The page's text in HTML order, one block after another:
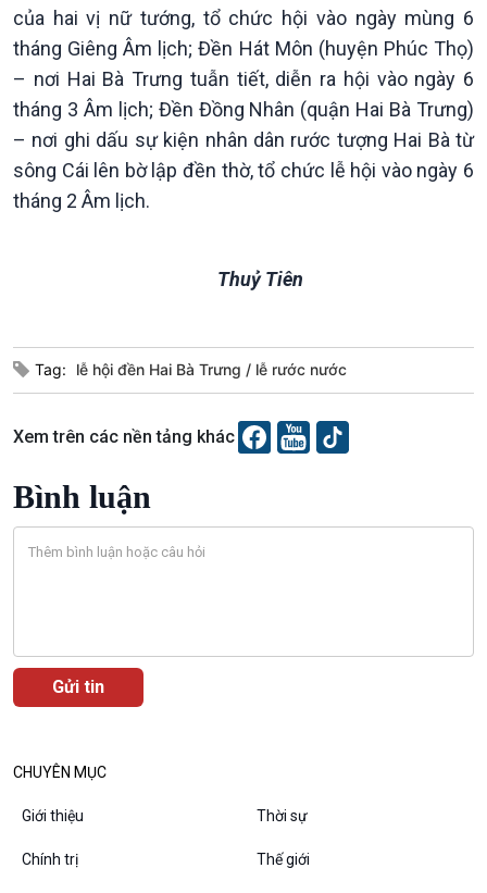
Dòng chảy sự kiện
Đối thoại
Diễn đàn chủ nhật
Chuyện đêm
VOV1 đặc biệt
Chân dung cuộc sống
của hai vị nữ tướng, tổ chức hội vào ngày mùng 6
tháng Giêng Âm lịch; Đền Hát Môn (huyện Phúc Thọ)
– nơi Hai Bà Trưng tuẫn tiết, diễn ra hội vào ngày 6
tháng 3 Âm lịch; Đền Đồng Nhân (quận Hai Bà Trưng)
– nơi ghi dấu sự kiện nhân dân rước tượng Hai Bà từ
sông Cái lên bờ lập đền thờ, tổ chức lễ hội vào ngày 6
tháng 2 Âm lịch.
Thuỷ Tiên
Tag: lễ hội đền Hai Bà Trưng lễ rước nước
Xem trên các nền tảng khác
Bình luận
CHUYÊN MỤC
Giới thiệu Thời sự
Chính trị Thế giới